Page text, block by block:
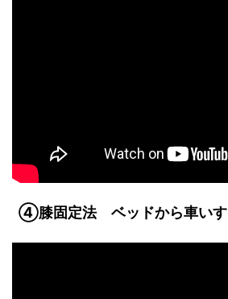
④膝固定法 ベッドから車いす